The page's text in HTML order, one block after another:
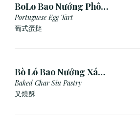
BoLo Bao Nướng Phô
Mai (1 Cái)
Portuguese Egg Tart
葡式蛋撻
Bò Ló Bao Nướng Xá
Xíu (1 Cái)
Baked Char Siu Pastry
叉燒酥